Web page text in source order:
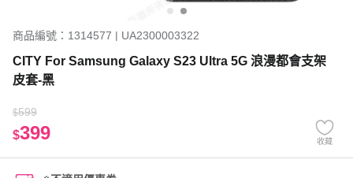
商品編號：1314577 | UA2300003322
CITY For Samsung Galaxy S23 Ultra 5G 浪漫都會支架
皮套-黑
$599
$399 收藏